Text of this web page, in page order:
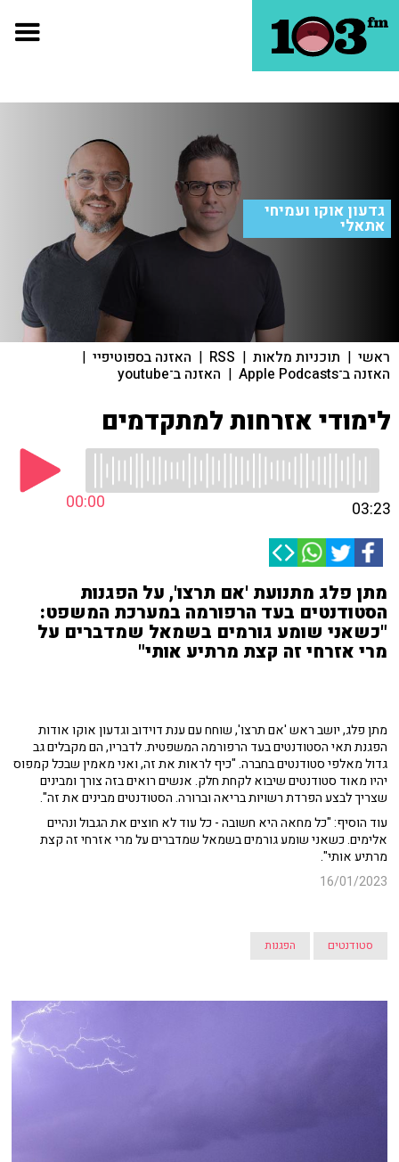
גדעון אוקו ועמיחי
אתאלי
ראשי | תוכניות מלאות |
RSS
| האזנה בספוטיפיי |
האזנה ב־Apple Podcasts | האזנה ב־youtube
לימודי אזרחות למתקדמים
00:00 03:23
מתן פלג מתנועת 'אם תרצו', על הפגנות
הסטודנטים בעד הרפורמה במערכת המשפט:
"כשאני שומע גורמים בשמאל שמדברים על
מרי אזרחי זה קצת מרתיע אותי"
מתן פלג, יושב ראש 'אם תרצו', שוחח עם ענת דוידוב וגדעון אוקו אודות
הפגנת תאי הסטודנטים בעד הרפורמה המשפטית. לדבריו, הם מקבלים גב
גדול מאלפי סטודנטים בחברה. "כיף לראות את זה, ואני מאמין שבכל קמפוס
יהיו מאוד סטודנטים שיבוא לקחת חלק. אנשים רואים בזה צורך ומבינים
שצריך לבצע הפרדת רשויות בריאה וברורה. הסטודנטים מבינים את זה".
עוד הוסיף: "כל מחאה היא חשובה - כל עוד לא חוצים את הגבול ונהיים
אלימים. כשאני שומע גורמים בשמאל שמדברים על מרי אזרחי זה קצת
מרתיע אותי".
16/01/2023
סטודנטים הפגנות